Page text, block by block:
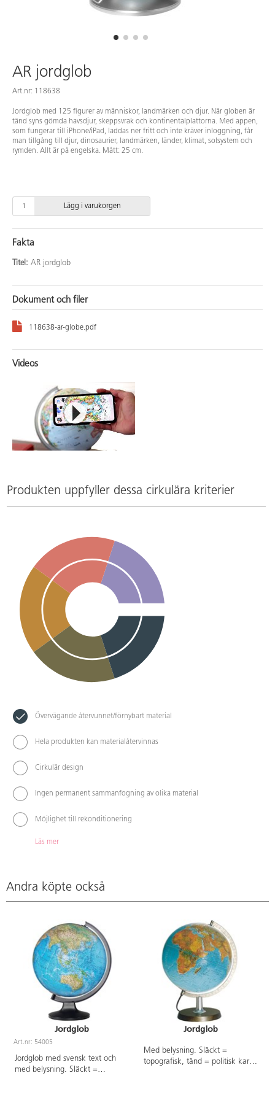
AR jordglob
Art.nr: 118638
Jordglob med 125 figurer av människor, landmärken och djur. När globen är
tänd syns gömda havsdjur, skeppsvrak och kontinentalplattorna. Med appen,
som fungerar till iPhone/iPad, laddas ner fritt och inte kräver inloggning, får
man tillgång till djur, dinosaurier, landmärken, länder, klimat, solsystem och
rymden. Allt är på engelska. Mått: 25 cm.
Lägg i varukorgen
Fakta
Titel: AR jordglob
Dokument och filer
118638-ar-globe.pdf
Videos
Produkten uppfyller dessa cirkulära kriterier
Övervägande återvunnet/förnybart material
Hela produkten kan materialåtervinnas
Cirkulär design
Ingen permanent sammanfogning av olika material
Möjlighet till rekonditionering
Läs mer
Andra köpte också
Jordglob
Art.nr: 54005
Jordglob med svensk text och
med belysning. Släckt =
Jordglob
Med belysning. Släckt =
topografisk, tänd = politisk karta.